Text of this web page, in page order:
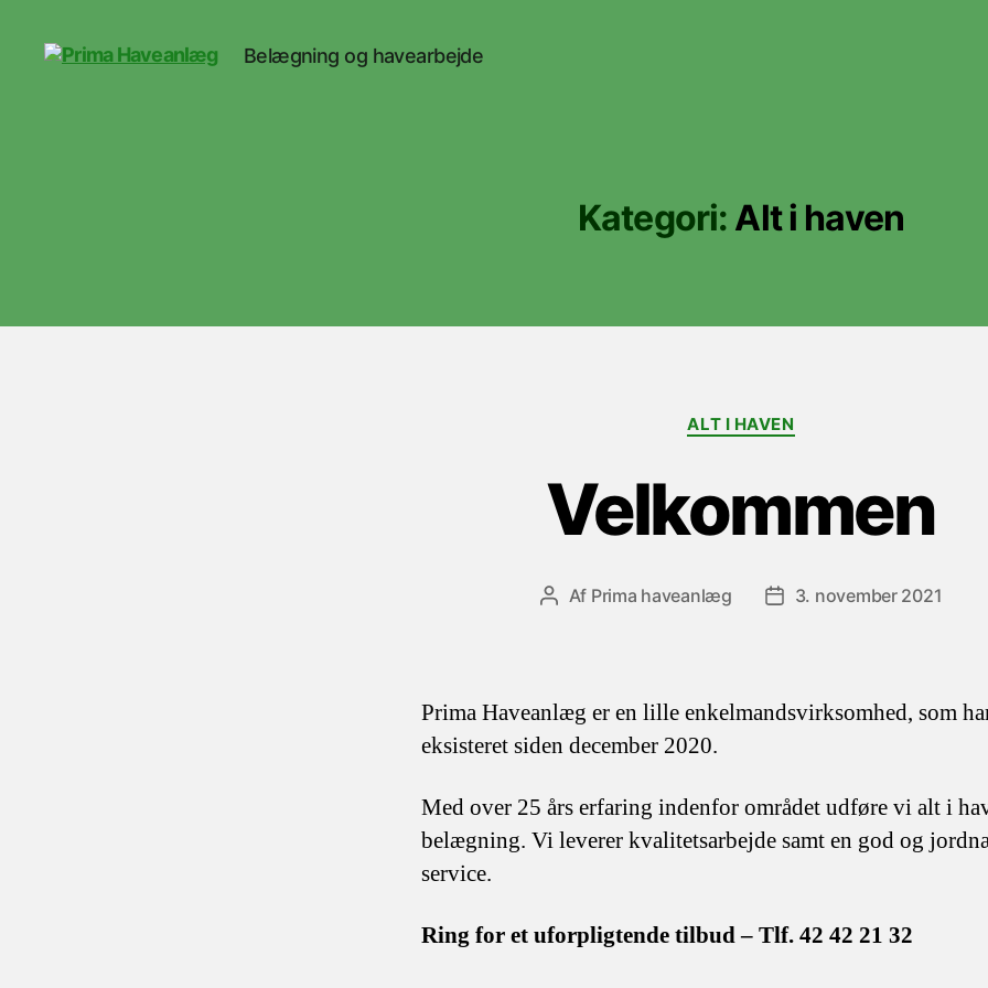
Belægning og havearbejde
Kategori: Alt i haven
Kategorier
ALT I HAVEN
Velkommen
Indlægsforfatter
Af Prima haveanlæg Indlægsdato
3. november 2021
Prima Haveanlæg er en lille enkelmandsvirksomhed, som
eksisteret siden december 2020.
Med over 25 års erfaring indenfor området udføre vi alt i
belægning. Vi leverer kvalitetsarbejde samt en god og
service.
Ring for et uforpligtende tilbud – Tlf. 42 42 21 32